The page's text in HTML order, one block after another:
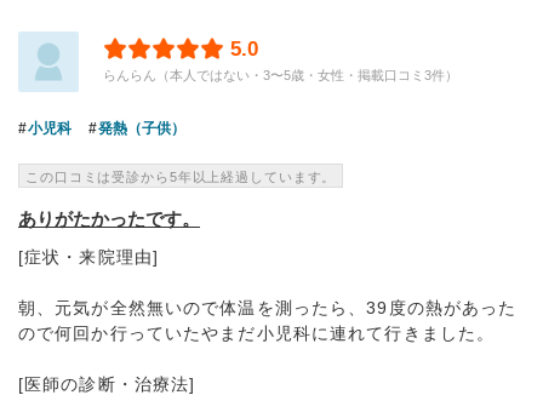
5.0
らんらん（本人ではない・3〜5歳・女性・掲載口コミ3件）
小児科 発熱（子供）
この口コミは受診から5年以上経過しています。
ありがたかったです。
[症状・来院理由]
朝、元気が全然無いので体温を測ったら、39度の熱があった
ので何回か行っていたやまだ小児科に連れて行きました。
[医師の診断・治療法]